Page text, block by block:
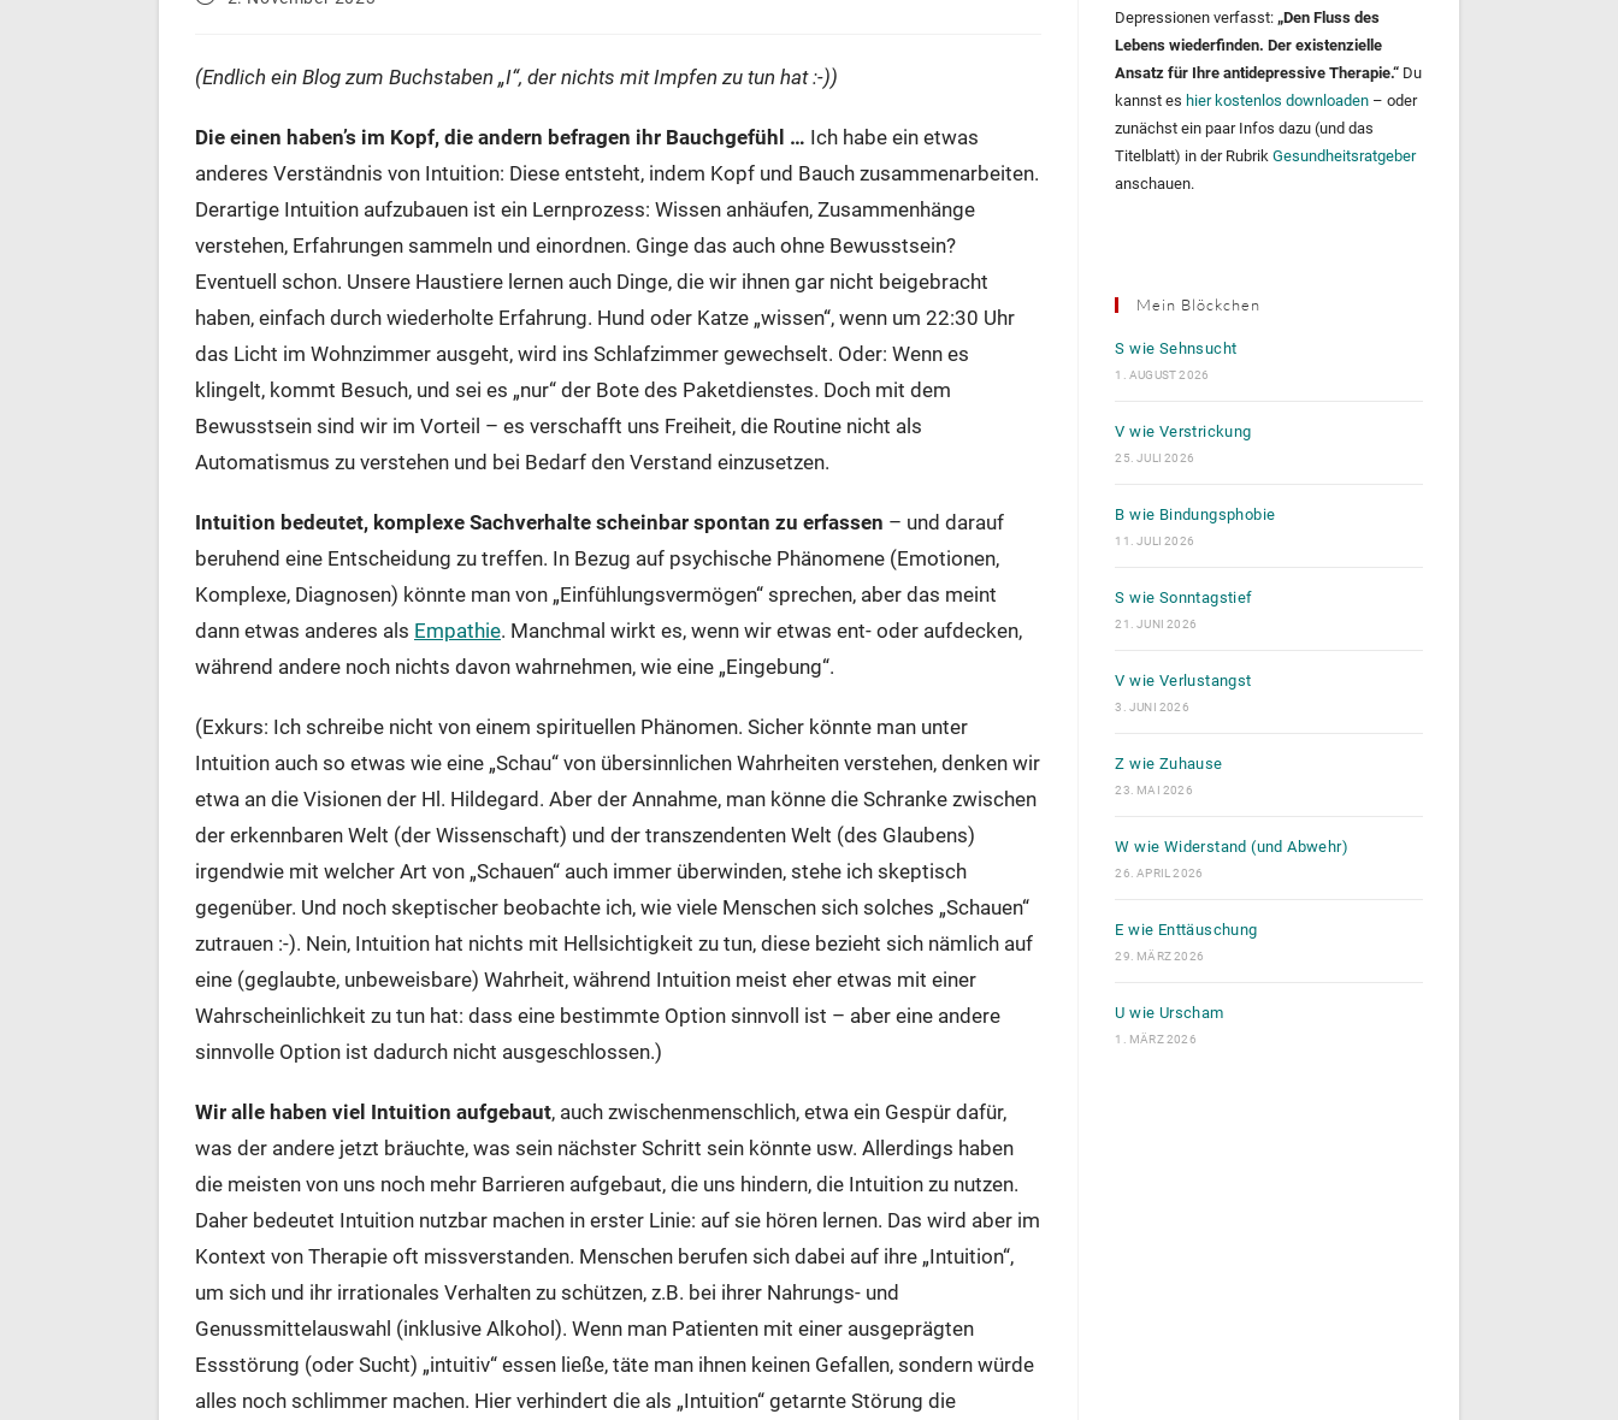
(Endlich ein Blog zum Buchstaben „I“, der nichts mit Impfen zu tun hat :-))
Die einen haben’s im Kopf, die andern befragen ihr Bauchgefühl … Ich habe ein etwas
anderes Verständnis von Intuition: Diese entsteht, indem Kopf und Bauch zusammenarbeiten.
Derartige Intuition aufzubauen ist ein Lernprozess: Wissen anhäufen, Zusammenhänge
verstehen, Erfahrungen sammeln und einordnen. Ginge das auch ohne Bewusstsein?
Eventuell schon. Unsere Haustiere lernen auch Dinge, die wir ihnen gar nicht beigebracht
haben, einfach durch wiederholte Erfahrung. Hund oder Katze „wissen“, wenn um 22:30 Uhr
das Licht im Wohnzimmer ausgeht, wird ins Schlafzimmer gewechselt. Oder: Wenn es
klingelt, kommt Besuch, und sei es „nur“ der Bote des Paketdienstes. Doch mit dem
Bewusstsein sind wir im Vorteil – es verschafft uns Freiheit, die Routine nicht als
Automatismus zu verstehen und bei Bedarf den Verstand einzusetzen.
Intuition bedeutet, komplexe Sachverhalte scheinbar spontan zu erfassen – und darauf
beruhend eine Entscheidung zu treffen. In Bezug auf psychische Phänomene (Emotionen,
Komplexe, Diagnosen) könnte man von „Einfühlungsvermögen“ sprechen, aber das meint
dann etwas anderes als Empathie. Manchmal wirkt es, wenn wir etwas ent- oder aufdecken,
während andere noch nichts davon wahrnehmen, wie eine „Eingebung“.
(Exkurs: Ich schreibe nicht von einem spirituellen Phänomen. Sicher könnte man unter
Intuition auch so etwas wie eine „Schau“ von übersinnlichen Wahrheiten verstehen, denken wir
etwa an die Visionen der Hl. Hildegard. Aber der Annahme, man könne die Schranke zwischen
der erkennbaren Welt (der Wissenschaft) und der transzendenten Welt (des Glaubens)
irgendwie mit welcher Art von „Schauen“ auch immer überwinden, stehe ich skeptisch
gegenüber. Und noch skeptischer beobachte ich, wie viele Menschen sich solches „Schauen“
zutrauen :-). Nein, Intuition hat nichts mit Hellsichtigkeit zu tun, diese bezieht sich nämlich auf
eine (geglaubte, unbeweisbare) Wahrheit, während Intuition meist eher etwas mit einer
Wahrscheinlichkeit zu tun hat: dass eine bestimmte Option sinnvoll ist – aber eine andere
sinnvolle Option ist dadurch nicht ausgeschlossen.)
Wir alle haben viel Intuition aufgebaut, auch zwischenmenschlich, etwa ein Gespür dafür,
was der andere jetzt bräuchte, was sein nächster Schritt sein könnte usw. Allerdings haben
die meisten von uns noch mehr Barrieren aufgebaut, die uns hindern, die Intuition zu nutzen.
Daher bedeutet Intuition nutzbar machen in erster Linie: auf sie hören lernen. Das wird aber im
Kontext von Therapie oft missverstanden. Menschen berufen sich dabei auf ihre „Intuition“,
um sich und ihr irrationales Verhalten zu schützen, z.B. bei ihrer Nahrungs- und
Genussmittelauswahl (inklusive Alkohol). Wenn man Patienten mit einer ausgeprägten
Essstörung (oder Sucht) „intuitiv“ essen ließe, täte man ihnen keinen Gefallen, sondern würde
alles noch schlimmer machen. Hier verhindert die als „Intuition“ getarnte Störung die
Depressionen verfasst: „Den Fluss des
Lebens wiederfinden. Der existenzielle
Ansatz für Ihre antidepressive Therapie.“ Du
kannst es hier kostenlos downloaden – oder
zunächst ein paar Infos dazu (und das
Titelblatt) in der RubrikGesundheitsratgeber
anschauen.
Mein Blöckchen
S wie Sehnsucht
1. AUGUST 2026
V wie Verstrickung
25. JULI 2026
B wie Bindungsphobie
11. JULI 2026
S wie Sonntagstief
21. JUNI 2026
V wie Verlustangst
3. JUNI 2026
Z wie Zuhause
23. MAI 2026
W wie Widerstand (und Abwehr)
26. APRIL 2026
E wie Enttäuschung
29. MÄRZ 2026
U wie Urscham
1. MÄRZ 2026